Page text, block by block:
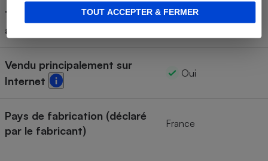
TOUT ACCEPTER & FERMER
Traitement anti-acariens et
antibactérien
Non
Vendu principalement sur
Internet
Oui
Pays de fabrication (déclaré
par le fabricant)
France